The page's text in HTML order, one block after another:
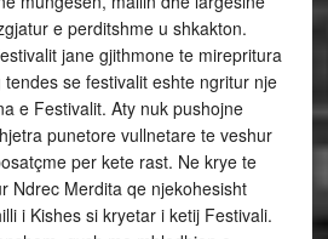
e perditshme u shkakton.
jane gjithmone te mirepritura
se festivalit eshte ngritur nje
e Festivalit. Aty nuk pushojne
punetore vullnetare te veshur
per kete rast. Ne krye te
Ndrec Merdita qe njekohesisht
i Kishes si kryetar i ketij Festivali.